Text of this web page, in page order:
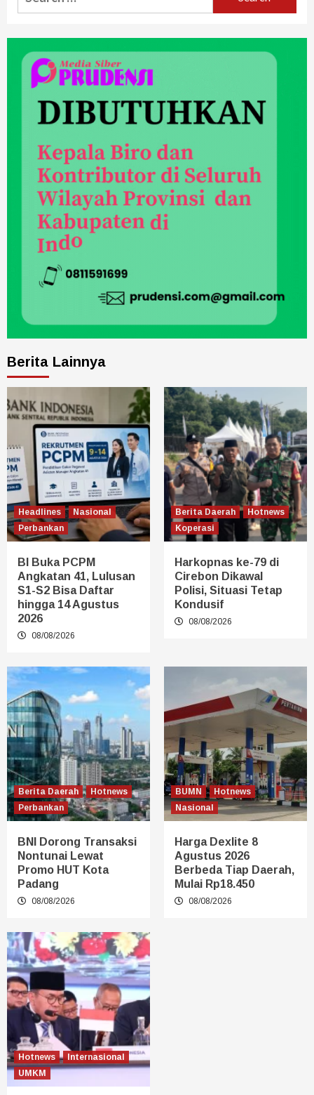
Berita Lainnya
Headlines
Nasional
Perbankan
BI Buka PCPM
Angkatan 41, Lulusan
S1-S2 Bisa Daftar
hingga 14 Agustus
2026
08/08/2026
Berita Daerah
Hotnews
Koperasi
Harkopnas ke-79 di
Cirebon Dikawal
Polisi, Situasi Tetap
Kondusif
08/08/2026
Berita Daerah
Hotnews
Perbankan
BNI Dorong Transaksi
Nontunai Lewat
Promo HUT Kota
Padang
08/08/2026
BUMN
Hotnews
Nasional
Harga Dexlite 8
Agustus 2026
Berbeda Tiap Daerah,
Mulai Rp18.450
08/08/2026
Hotnews
Internasional
UMKM